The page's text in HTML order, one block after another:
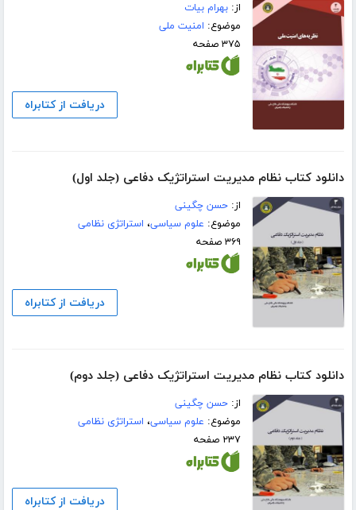
از:بهرام بیات
موضوع: امنیت ملی
۳۷۵ صفحه
دریافت از کتابراه
دانلود کتاب نظام مدیریت استراتژیک دفاعی (جلد اول)
از:حسن چگینی
موضوع: علوم سیاسی، استراتژی نظامی
۳۶۹ صفحه
دریافت از کتابراه
دانلود کتاب نظام مدیریت استراتژیک دفاعی (جلد دوم)
از:حسن چگینی
موضوع: علوم سیاسی، استراتژی نظامی
۲۳۷ صفحه
دریافت از کتابراه